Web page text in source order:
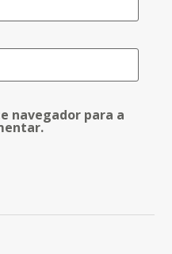
navegador para a